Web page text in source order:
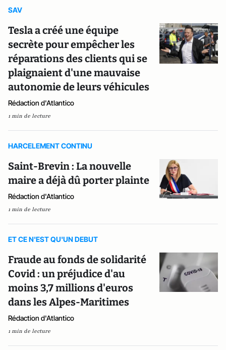
SAV
Tesla a créé une équipe
secrète pour empêcher les
réparations des clients qui se
plaignaient d'une mauvaise
autonomie de leurs véhicules
Rédaction d'Atlantico
1 min de lecture
HARCELEMENT CONTINU
Saint-Brevin : La nouvelle
maire a déjà dû porter plainte
Rédaction d'Atlantico
1 min de lecture
ET CE N'EST QU'UN DEBUT
Fraude au fonds de solidarité
Covid : un préjudice d'au
moins 3,7 millions d'euros
dans les Alpes-Maritimes
Rédaction d'Atlantico
1 min de lecture